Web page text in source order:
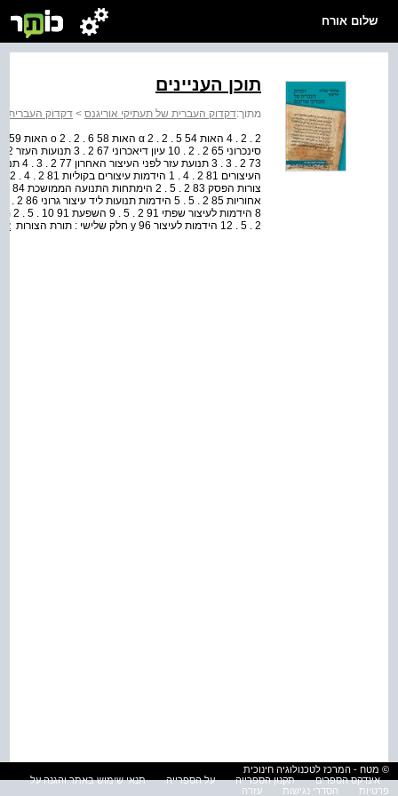
שלום אורח
תוכן העניינים
מתוך:דקדוק העברית של תעתיקי אוריגנס > דקדוק העברית
2 . 5 . 12 הידמות לעיצור 96 y חלק שלישי : תורת הצורות
© מטח - המרכז לטכנולוגיה חינוכית
אינדקס הספרים
תקנון הספרייה על הספרייה
תנאי שימוש באתר והגנה על
פרטיות
הסדרי נגישות עזרה